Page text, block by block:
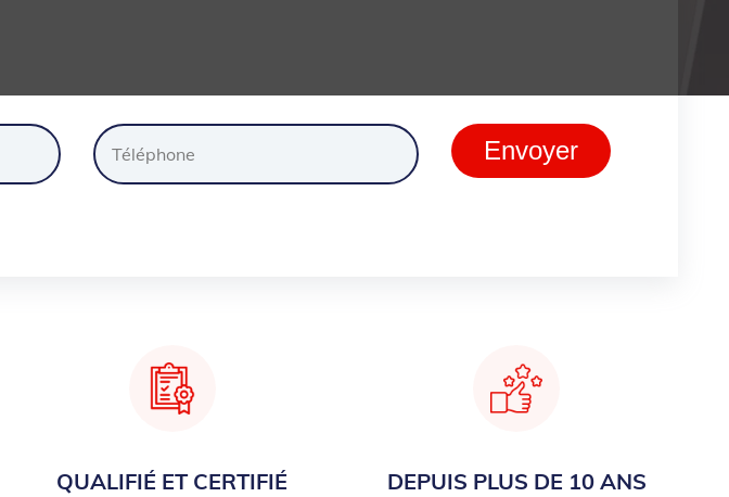
gratuitement
Envoyer
QUALIFIÉ ET CERTIFIÉ DEPUIS PLUS DE 10 ANS